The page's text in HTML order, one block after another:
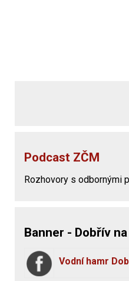
Podcast ZČM
Rozhovory s odbornými
Banner - Dobřív
Vodní hamr